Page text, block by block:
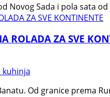
Novog Sada i pola sata
ROLADA ZA SVE
kuhinja
Od granice prema